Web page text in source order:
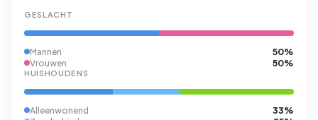
GESLACHT
Mannen 50%
Vrouwen 50%
HUISHOUDENS
Alleenwonend 33%